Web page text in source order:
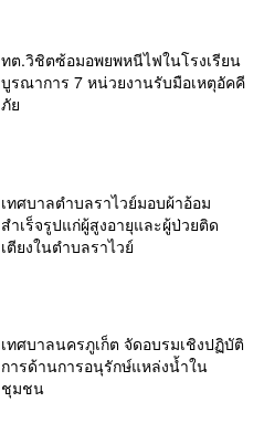
ทต.วิชิตซ้อมอพยพหนีไฟในโรงเรียน
บูรณาการ 7 หน่วยงานรับมือเหตุอัคคี
ภัย
เทศบาลตำบลราไวย์มอบผ้าอ้อม
สำเร็จรูปแก่ผู้สูงอายุและผู้ป่วยติด
เตียงในตำบลราไวย์
เทศบาลนครภูเก็ต จัดอบรมเชิงปฏิบัติ
การด้านการอนุรักษ์แหล่งน้ำใน
ชุมชน